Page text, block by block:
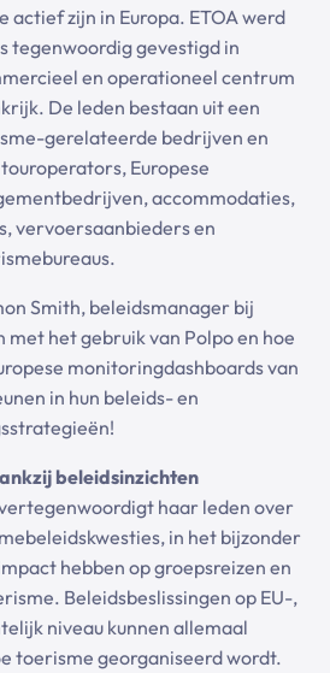
zijn in Europa. ETOA werd
tegenwoordig gevestigd in
en operationeel centrum
De leden bestaan uit een
gerelateerde bedrijven en
Europese
accommodaties,
vervoersaanbieders en
Smith, beleidsmanager bij
met het gebruik van Polpo en hoe
monitoringdashboards van
in hun beleids- en
beleidsinzichten
haar leden over
in het bijzonder
hebben op groepsreizen en
Beleidsbeslissingen op EU-,
niveau kunnen allemaal
toerisme georganiseerd wordt.